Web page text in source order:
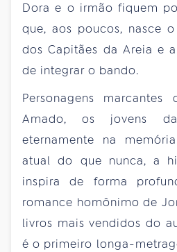
Dora e o irmão fiquem
que, aos poucos, nasce
dos Capitães da Areia e
de integrar o bando.
Personagens
Amado, os jovens
eternamente na
atual do que nunca, a
inspira de forma
romance homônimo de
livros mais vendidos do
é o primeiro longa-